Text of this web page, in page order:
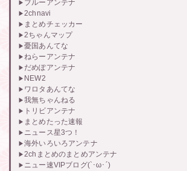
ブルーアンテナ
2chnavi
まとめチェッカー
2ちゃんマップ
憂国あんてな
ねらーアンテナ
だめぽアンテナ
NEW2
ワロタあんてな
我無ちゃんねる
トリビアンテナ
まとめたった速報
ニュース星3つ！
海外いろいろアンテナ
2chまとめのまとめアンテナ
ニュー速VIPブログ(`･ω･´)